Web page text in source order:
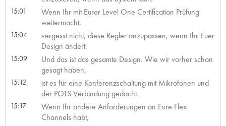
15:01
Wenn Ihr mit Eurer Level One Certification Prüfung
weitermacht,
15:04
vergesst nicht, diese Regler anzupassen, wenn Ihr Euer
Design ändert.
15:09
Und das ist das gesamte Design. Wie wir vorher schon
gesagt haben,
15:12
ist es für eine Konferenzschaltung mit Mikrofonen und
der POTS Verbindung gedacht.
15:17
Wenn Ihr andere Anforderungen an Eure Flex
Channels habt,